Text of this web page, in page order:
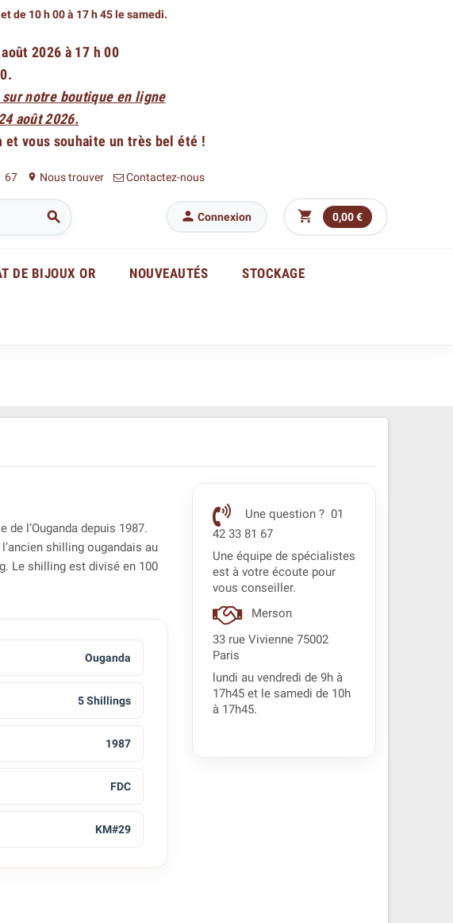
et de 10 h 00 à 17 h 45 le samedi.
2026 à 17 h 00
notre boutique en ligne
août 2026.
et vous souhaite un très bel été !
67 place Nous trouver Contactez-nous
  Connexion  0,00 €
DE BIJOUX OR NOUVEAUTÉS STOCKAGE
l’Ouganda depuis 1987.
shilling ougandais au
Le shilling est divisé en 100
Ouganda
5 Shillings
1987
FDC
KM#29
Une question ? 01
42 33 81 67
Une équipe de spécialistes
est à votre écoute pour
vous conseiller.
Merson
33 rue Vivienne 75002
Paris
lundi au vendredi de 9h à
17h45 et le samedi de 10h
à 17h45.